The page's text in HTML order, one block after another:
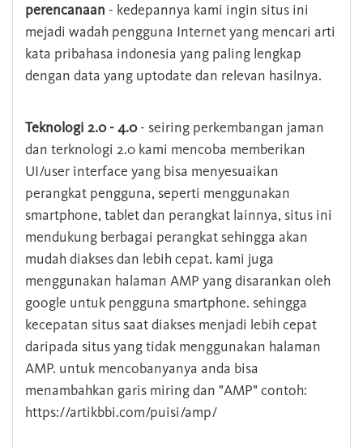
perencanaan - kedepannya kami ingin situs ini
mejadi wadah pengguna Internet yang mencari arti
kata pribahasa indonesia yang paling lengkap
dengan data yang uptodate dan relevan hasilnya.
Teknologi 2.0 - 4.0- seiring perkembangan jaman
dan terknologi 2.0 kami mencoba memberikan
UI/user interface yang bisa menyesuaikan
perangkat pengguna, seperti menggunakan
smartphone, tablet dan perangkat lainnya, situs ini
mendukung berbagai perangkat sehingga akan
mudah diakses dan lebih cepat. kami juga
menggunakan halaman AMP yang disarankan oleh
google untuk pengguna smartphone. sehingga
kecepatan situs saat diakses menjadi lebih cepat
daripada situs yang tidak menggunakan halaman
AMP. untuk mencobanyanya anda bisa
menambahkan garis miring dan "AMP" contoh:
https://artikbbi.com/puisi/amp/